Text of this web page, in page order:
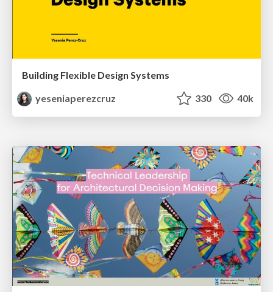
Building Flexible Design Systems
yeseniaperezcruz
330 40k